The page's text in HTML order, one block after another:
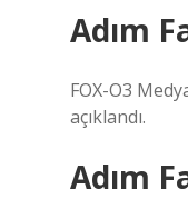
Adım
FOX-O3
açıklandı.
Adım